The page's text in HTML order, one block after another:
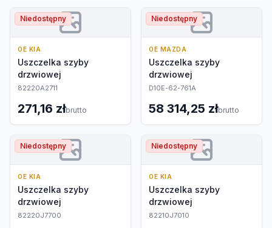
Niedostępny
OE KIA
Uszczelka szyby
drzwiowej
82220A2711
271,16 złbrutto
Niedostępny
OE MAZDA
Uszczelka szyby
drzwiowej
D10E-62-761A
58 314,25 złbrutto
Niedostępny
OE KIA
Uszczelka szyby
drzwiowej
82220J7700
Niedostępny
OE KIA
Uszczelka szyby
drzwiowej
82210J7010